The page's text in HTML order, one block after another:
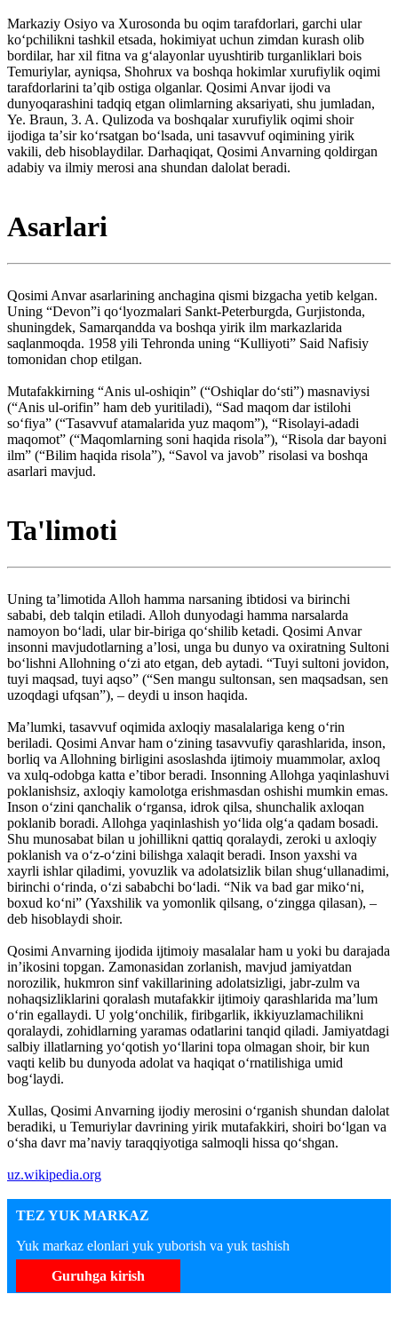
Markaziy Osiyo va Xurosonda bu oqim tarafdorlari, garchi ular
koʻpchilikni tashkil etsada, hokimiyat uchun zimdan kurash olib
bordilar, har xil fitna va gʻalayonlar uyushtirib turganliklari bois
Temuriylar, ayniqsa, Shohrux va boshqa hokimlar xurufiylik oqimi
tarafdorlarini taʼqib ostiga olganlar. Qosimi Anvar ijodi va
dunyoqarashini tadqiq etgan olimlarning aksariyati, shu jumladan,
Ye. Braun, 3. A. Qulizoda va boshqalar xurufiylik oqimi shoir
ijodiga taʼsir koʻrsatgan boʻlsada, uni tasavvuf oqimining yirik
vakili, deb hisoblaydilar. Darhaqiqat, Qosimi Anvarning qoldirgan
adabiy va ilmiy merosi ana shundan dalolat beradi.
Asarlari
Qosimi Anvar asarlarining anchagina qismi bizgacha yetib kelgan.
Uning “Devon”i qoʻlyozmalari Sankt-Peterburgda, Gurjistonda,
shuningdek, Samarqandda va boshqa yirik ilm markazlarida
saqlanmoqda. 1958 yili Tehronda uning “Kulliyoti” Said Nafisiy
tomonidan chop etilgan.
Mutafakkirning “Anis ul-oshiqin” (“Oshiqlar doʻsti”) masnaviysi
(“Anis ul-orifin” ham deb yuritiladi), “Sad maqom dar istilohi
soʻfiya” (“Tasavvuf atamalarida yuz maqom”), “Risolayi-adadi
maqomot” (“Maqomlarning soni haqida risola”), “Risola dar bayoni
ilm” (“Bilim haqida risola”), “Savol va javob” risolasi va boshqa
asarlari mavjud.
Ta'limoti
Uning taʼlimotida Alloh hamma narsaning ibtidosi va birinchi
sababi, deb talqin etiladi. Alloh dunyodagi hamma narsalarda
namoyon boʻladi, ular bir-biriga qoʻshilib ketadi. Qosimi Anvar
insonni mavjudotlarning aʼlosi, unga bu dunyo va oxiratning Sultoni
boʻlishni Allohning oʻzi ato etgan, deb aytadi. “Tuyi sultoni jovidon,
tuyi maqsad, tuyi aqso” (“Sen mangu sultonsan, sen maqsadsan, sen
uzoqdagi ufqsan”), – deydi u inson haqida.
Maʼlumki, tasavvuf oqimida axloqiy masalalariga keng oʻrin
beriladi. Qosimi Anvar ham oʻzining tasavvufiy qarashlarida, inson,
borliq va Allohning birligini asoslashda ijtimoiy muammolar, axloq
va xulq-odobga katta eʼtibor beradi. Insonning Allohga yaqinlashuvi
poklanishsiz, axloqiy kamolotga erishmasdan oshishi mumkin emas.
Inson oʻzini qanchalik oʻrgansa, idrok qilsa, shunchalik axloqan
poklanib boradi. Allohga yaqinlashish yoʻlida olgʻa qadam bosadi.
Shu munosabat bilan u johillikni qattiq qoralaydi, zeroki u axloqiy
poklanish va oʻz-oʻzini bilishga xalaqit beradi. Inson yaxshi va
xayrli ishlar qiladimi, yovuzlik va adolatsizlik bilan shugʻullanadimi,
birinchi oʻrinda, oʻzi sababchi boʻladi. “Nik va bad gar mikoʻni,
boxud koʻni” (Yaxshilik va yomonlik qilsang, oʻzingga qilasan), –
deb hisoblaydi shoir.
Qosimi Anvarning ijodida ijtimoiy masalalar ham u yoki bu darajada
inʼikosini topgan. Zamonasidan zorlanish, mavjud jamiyatdan
norozilik, hukmron sinf vakillarining adolatsizligi, jabr-zulm va
nohaqsizliklarini qoralash mutafakkir ijtimoiy qarashlarida maʼlum
oʻrin egallaydi. U yolgʻonchilik, firibgarlik, ikkiyuzlamachilikni
qoralaydi, zohidlarning yaramas odatlarini tanqid qiladi. Jamiyatdagi
salbiy illatlarning yoʻqotish yoʻllarini topa olmagan shoir, bir kun
vaqti kelib bu dunyoda adolat va haqiqat oʻrnatilishiga umid
bogʻlaydi.
Xullas, Qosimi Anvarning ijodiy merosini oʻrganish shundan dalolat
beradiki, u Temuriylar davrining yirik mutafakkiri, shoiri boʻlgan va
oʻsha davr maʼnaviy taraqqiyotiga salmoqli hissa qoʻshgan.
uz.wikipedia.org
TEZ YUK MARKAZ
Yuk markaz elonlari yuk yuborish va yuk tashish
Guruhga kirish